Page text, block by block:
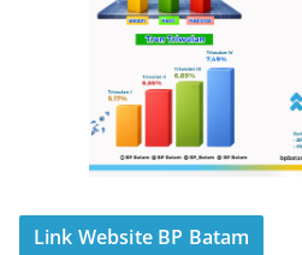
Link Website BP Batam